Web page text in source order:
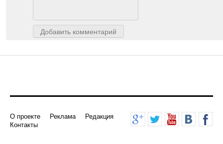
Добавить комментарий
О проекте Реклама
Редакция
Контакты